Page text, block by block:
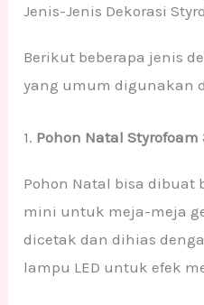
Jenis-Jenis Dekorasi
Berikut beberapa jenis
yang umum digunakan
1. Pohon Natal Styrofoam
Pohon Natal bisa dibuat
mini untuk meja-meja
dicetak dan dihias
lampu LED untuk efek